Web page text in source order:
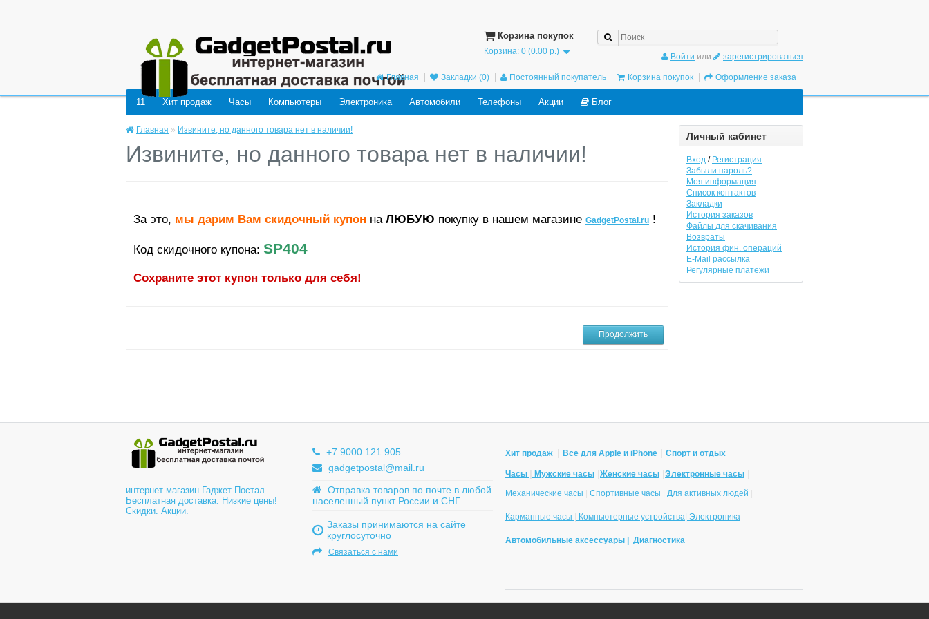
Корзина покупок
Корзина: 0 (0.00 р.)
Войти или зарегистрироваться
Главная Закладки (0) Постоянный покупатель Корзина покупок Оформление заказа
11 Хит продаж Часы Компьютеры Электроника Автомобили Телефоны Акции Блог
Личный кабинет
Вход / Регистрация
Забыли пароль?
Моя информация
Список контактов
Закладки
История заказов
Файлы для скачивания
Возвраты
История фин. операций
E-Mail рассылка
Регулярные платежи
Главная » Извините, но данного товара нет в наличии!
Извините, но данного товара нет в наличии!
За это, мы дарим Вам скидочный купон на ЛЮБУЮ покупку в нашем магазине GadgetPostal.ru !
Код скидочного купона: SP404
Сохраните этот купон только для себя!
Продолжить
интернет магазин Гаджет-Постал
Бесплатная доставка. Низкие цены!
Скидки. Акции.
+7 9000 121 905
gadgetpostal@mail.ru
Отправка товаров по почте в любой
населенный пункт России и СНГ.
Заказы принимаются на сайте
круглосуточно
Связаться с нами
Хит продаж Всё для Apple и iPhone Спорт и отдых
Часы Мужские часы Женские часы Электронные часы
Механические часы Спортивные часы Для активных людей
Карманные часы Компьютерные устройства| Электроника
Автомобильные аксессуары | Диагностика